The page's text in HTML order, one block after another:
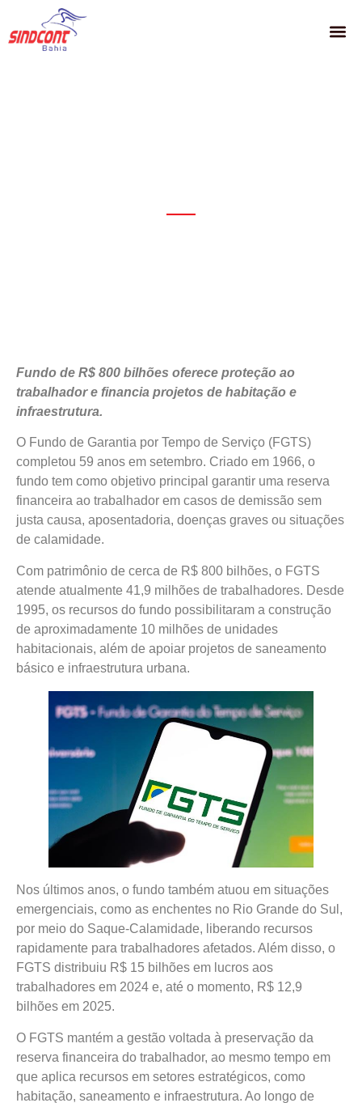
Fundo de R$ 800 bilhões oferece proteção ao
trabalhador e financia projetos de habitação e
infraestrutura.
O Fundo de Garantia por Tempo de Serviço (FGTS)
completou 59 anos em setembro. Criado em 1966, o
fundo tem como objetivo principal garantir uma reserva
financeira ao trabalhador em casos de demissão sem
justa causa, aposentadoria, doenças graves ou situações
de calamidade.
Com patrimônio de cerca de R$ 800 bilhões, o FGTS
atende atualmente 41,9 milhões de trabalhadores. Desde
1995, os recursos do fundo possibilitaram a construção
de aproximadamente 10 milhões de unidades
habitacionais, além de apoiar projetos de saneamento
básico e infraestrutura urbana.
Nos últimos anos, o fundo também atuou em situações
emergenciais, como as enchentes no Rio Grande do Sul,
por meio do Saque-Calamidade, liberando recursos
rapidamente para trabalhadores afetados. Além disso, o
FGTS distribuiu R$ 15 bilhões em lucros aos
trabalhadores em 2024 e, até o momento, R$ 12,9
bilhões em 2025.
O FGTS mantém a gestão voltada à preservação da
reserva financeira do trabalhador, ao mesmo tempo em
que aplica recursos em setores estratégicos, como
habitação, saneamento e infraestrutura. Ao longo de